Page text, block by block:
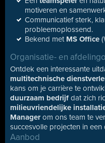
motiveren en
Communicatief sterk,
probleemoplossend.
Bekend met MS Office
Organisatie- en
Ontdek een interessante
multitechnische
kans om je carrière te
duurzaam bedrijf dat zich
milieuvriendelijke
Managerom ons team te
succesvolle projecten in
Aanbod